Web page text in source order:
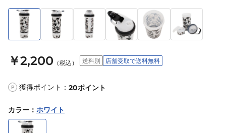
￥2,200 （税込） 送料別 店舗受取で送料無料
P 獲得ポイント： 20ポイント
カラー ： ホワイト